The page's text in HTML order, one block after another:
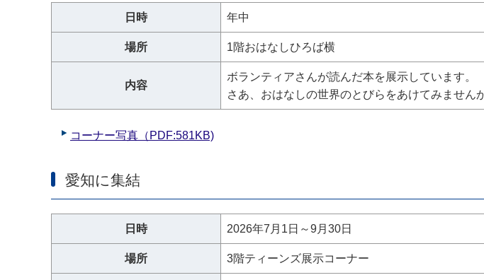
日時 年中
場所 1階おはなしひろば横
内容
ボランティアさんが読んだ本を展示しています。
さあ、おはなしの世界のとびらをあけてみません
コーナー写真（PDF:581KB)
愛知に集結
日時 2026年7月1日～9月30日
場所 3階ティーンズ展示コーナー